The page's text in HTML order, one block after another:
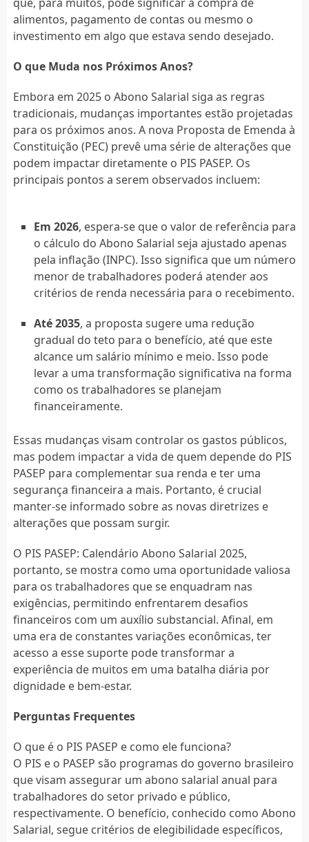
alimentos, pagamento de contas ou mesmo o
investimento em algo que estava sendo desejado.
O que Muda nos Próximos Anos?
Embora em 2025 o Abono Salarial siga as regras
tradicionais, mudanças importantes estão projetadas
para os próximos anos. A nova Proposta de Emenda à
Constituição (PEC) prevê uma série de alterações que
podem impactar diretamente o PIS PASEP. Os
principais pontos a serem observados incluem:
Em 2026, espera-se que o valor de referência para
o cálculo do Abono Salarial seja ajustado apenas
pela inflação (INPC). Isso significa que um número
menor de trabalhadores poderá atender aos
critérios de renda necessária para o recebimento.
Até 2035, a proposta sugere uma redução
gradual do teto para o benefício, até que este
alcance um salário mínimo e meio. Isso pode
levar a uma transformação significativa na forma
como os trabalhadores se planejam
financeiramente.
Essas mudanças visam controlar os gastos públicos,
mas podem impactar a vida de quem depende do PIS
PASEP para complementar sua renda e ter uma
segurança financeira a mais. Portanto, é crucial
manter-se informado sobre as novas diretrizes e
alterações que possam surgir.
O PIS PASEP: Calendário Abono Salarial 2025,
portanto, se mostra como uma oportunidade valiosa
para os trabalhadores que se enquadram nas
exigências, permitindo enfrentarem desafios
financeiros com um auxílio substancial. Afinal, em
uma era de constantes variações econômicas, ter
acesso a esse suporte pode transformar a
experiência de muitos em uma batalha diária por
dignidade e bem-estar.
Perguntas Frequentes
O que é o PIS PASEP e como ele funciona?
O PIS e o PASEP são programas do governo brasileiro
que visam assegurar um abono salarial anual para
trabalhadores do setor privado e público,
respectivamente. O benefício, conhecido como Abono
Salarial, segue critérios de elegibilidade específicos,